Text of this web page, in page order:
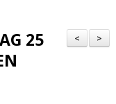
>
<
25